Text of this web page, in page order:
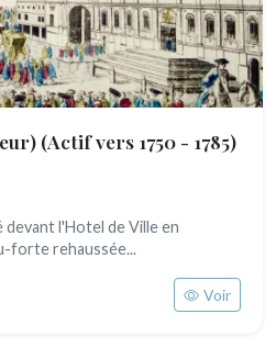
(Actif vers 1750 - 1785)
l'Hotel de Ville en
forte rehaussée...
Voir